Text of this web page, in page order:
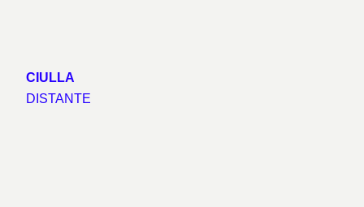
CIULLA
DISTANTE